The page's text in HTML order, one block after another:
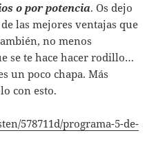
o por potencia. Os dejo
las mejores ventajas que
no menos
se te hace hacer rodillo…
un poco chapa. Más
con esto.
578711d/programa-5-de-